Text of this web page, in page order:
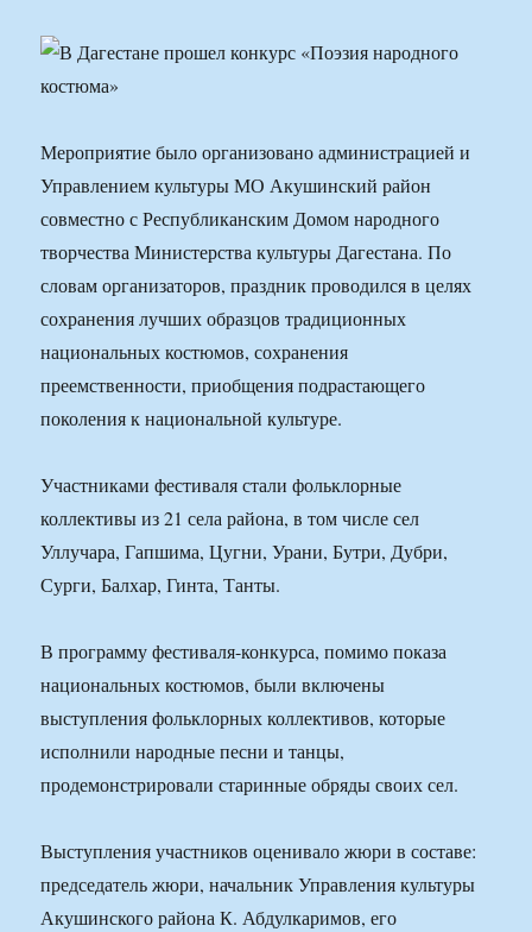
Мероприятие было организовано администрацией и
Управлением культуры МО Акушинский район
совместно с Республиканским Домом народного
творчества Министерства культуры Дагестана. По
словам организаторов, праздник проводился в целях
сохранения лучших образцов традиционных
национальных костюмов, сохранения
преемственности, приобщения подрастающего
поколения к национальной культуре.
Участниками фестиваля стали фольклорные
коллективы из 21 села района, в том числе сел
Уллучара, Гапшима, Цугни, Урани, Бутри, Дубри,
Сурги, Балхар, Гинта, Танты.
В программу фестиваля-конкурса, помимо показа
национальных костюмов, были включены
выступления фольклорных коллективов, которые
исполнили народные песни и танцы,
продемонстрировали старинные обряды своих сел.
Выступления участников оценивало жюри в составе:
председатель жюри, начальник Управления культуры
Акушинского района К. Абдулкаримов, его